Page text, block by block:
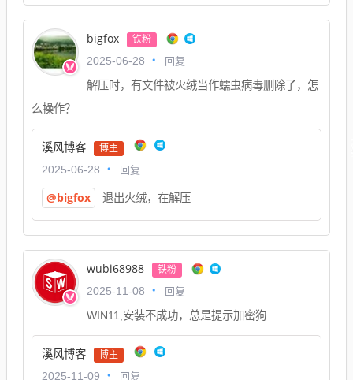
bigfox 铁粉
2025-06-28 回复
解压时，有文件被火绒当作蠕虫病毒删除了，怎
么操作？
溪风博客 博主
2025-06-28 回复
@bigfox 退出火绒，在解压
wubi68988 铁粉
2025-11-08 回复
WIN11,安装不成功，总是提示加密狗
溪风博客 博主
2025-11-09 回复